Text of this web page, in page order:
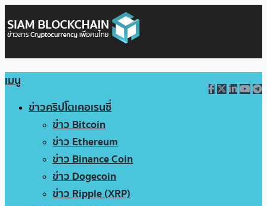
เมนู
ข่าวคริปโตเคอเรนซี่
ข่าว Bitcoin
ข่าว Ethereum
ข่าว Binance Coin
ข่าว Dogecoin
ข่าว Ripple (XRP)